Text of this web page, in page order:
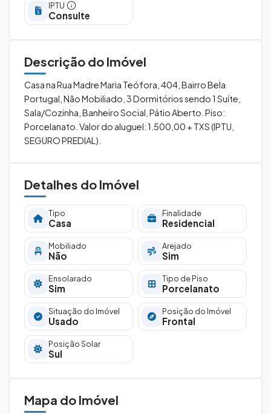
IPTU
Consulte
Descrição do Imóvel
Casa na Rua Madre Maria Teófora, 404, Bairro Bela
Portugal, Não Mobiliado, 3 Dormitórios sendo 1 Suíte,
Sala/Cozinha, Banheiro Social, Pátio Aberto. Piso:
Porcelanato. Valor do aluguel: 1.500,00 + TXS (IPTU,
SEGURO PREDIAL).
Detalhes do Imóvel
Tipo
Casa
Finalidade
Residencial
Mobiliado
Não
Arejado
Sim
Ensolarado
Sim
Tipo de Piso
Porcelanato
Situação do Imóvel
Usado
Posição do Imóvel
Frontal
Posição Solar
Sul
Mapa do Imóvel